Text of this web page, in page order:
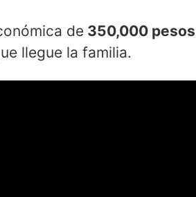
de 350,000 pesos
llegue la familia.